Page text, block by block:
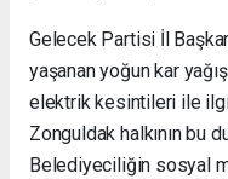
Gelecek Partisi İl
yaşanan yoğun kar
elektrik kesintileri ile
Zonguldak halkının bu
Belediyeciliğin sosyal